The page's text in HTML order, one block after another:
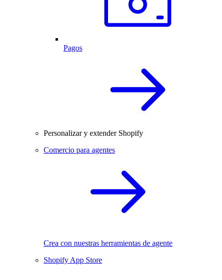
Pagos
Personalizar y extender Shopify
Comercio para agentes
Crea con nuestras herramientas de agente
Shopify App Store